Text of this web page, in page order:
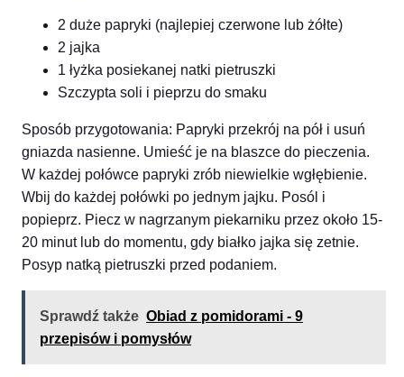
2 duże papryki (najlepiej czerwone lub żółte)
2 jajka
1 łyżka posiekanej natki pietruszki
Szczypta soli i pieprzu do smaku
Sposób przygotowania: Papryki przekrój na pół i usuń
gniazda nasienne. Umieść je na blaszce do pieczenia.
W każdej połówce papryki zrób niewielkie wgłębienie.
Wbij do każdej połówki po jednym jajku. Posól i
popieprz. Piecz w nagrzanym piekarniku przez około 15-
20 minut lub do momentu, gdy białko jajka się zetnie.
Posyp natką pietruszki przed podaniem.
Sprawdź także Obiad z pomidorami - 9
przepisów i pomysłów